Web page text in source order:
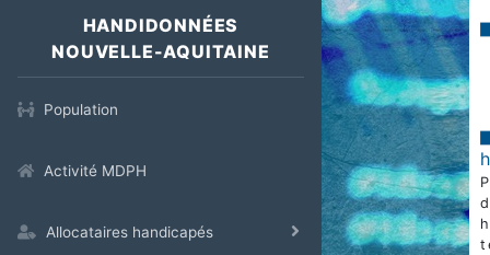
HANDIDONNÉES
NOUVELLE-AQUITAINE
Population
Activité MDPH
Allocataires handicapés